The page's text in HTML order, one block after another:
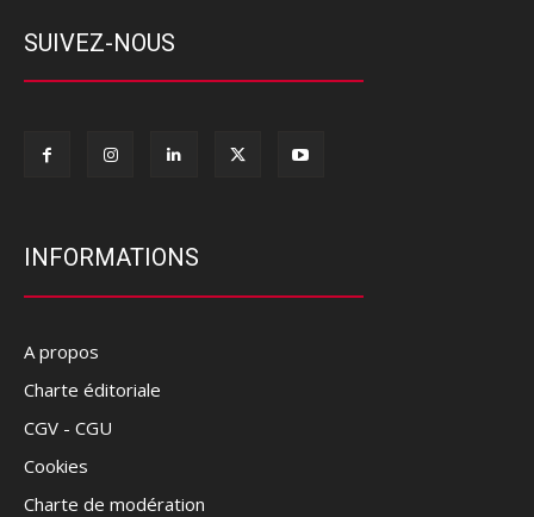
SUIVEZ-NOUS
INFORMATIONS
A propos
Charte éditoriale
CGV - CGU
Cookies
Charte de modération